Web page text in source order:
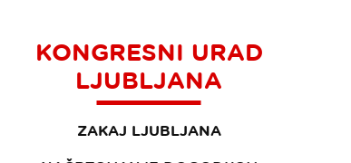
KONGRESNI URAD
LJUBLJANA
ZAKAJ LJUBLJANA